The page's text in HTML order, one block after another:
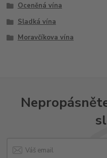
Oceněná vína
Sladká vína
Moravčíkova vína